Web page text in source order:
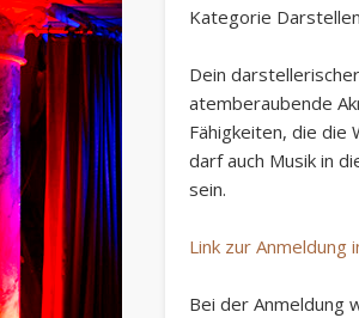
Kategorie
Dein
atemberaubende
Fähigkeiten, die die
darf auch Musik in
sein.
Link zur
Bei der Anmeldung